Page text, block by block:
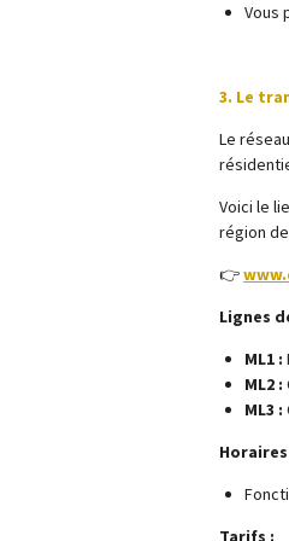
Vous
3. Le
Le
Voici le
région
👉
Lignes
ML1 :
ML2 :
ML3 :
Horaires
Tarifs :